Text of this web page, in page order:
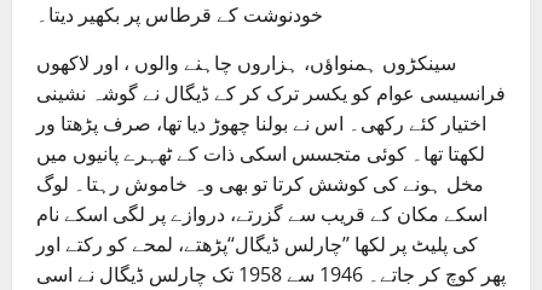
خودنوشت کے قرطاس پر بکھیر دیتا۔
سینکڑوں ہمنواؤں، ہزاروں چاہنے والوں ، اور لاکھوں
فرانسیسی عوام کو یکسر ترک کر کے ڈیگال نے گوشہ نشینی
اختیار کئے رکھی۔ اس نے بولنا چھوڑ دیا تھا، صرف پڑھتا ور
لکھتا تھا۔ کوئی متجسس اسکی ذات کے ٹھہرے پانیوں میں
مخل ہونے کی کوشش کرتا تو بھی وہ خاموش رہتا۔ لوگ
اسکے مکان کے قریب سے گزرتے، دروازے پر لگی اسکے نام
کی پلیٹ پر لکھا ’’چارلس ڈیگال‘‘پڑھتے، لمحے کو رکتے اور
پھر کوچ کر جاتے۔ 1946 سے 1958 تک چارلس ڈیگال نے اسی